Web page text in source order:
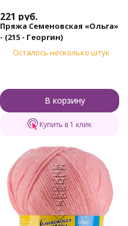
221 руб.
Пряжа Семеновская «Ольга»
- (215 - Георгин)
Осталось несколько штук
В корзину
Купить в 1 клик